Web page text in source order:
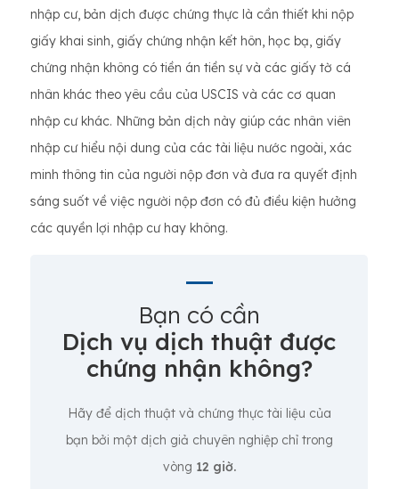
nhập cư, bản dịch được chứng thực là cần thiết khi nộp
giấy khai sinh, giấy chứng nhận kết hôn, học bạ, giấy
chứng nhận không có tiền án tiền sự và các giấy tờ cá
nhân khác theo yêu cầu của USCIS và các cơ quan
nhập cư khác. Những bản dịch này giúp các nhân viên
nhập cư hiểu nội dung của các tài liệu nước ngoài, xác
minh thông tin của người nộp đơn và đưa ra quyết định
sáng suốt về việc người nộp đơn có đủ điều kiện hưởng
các quyền lợi nhập cư hay không.
Bạn có cần
Dịch vụ dịch thuật được
chứng nhận không?
Hãy để dịch thuật và chứng thực tài liệu của
bạn bởi một dịch giả chuyên nghiệp chỉ trong
vòng 12 giờ.